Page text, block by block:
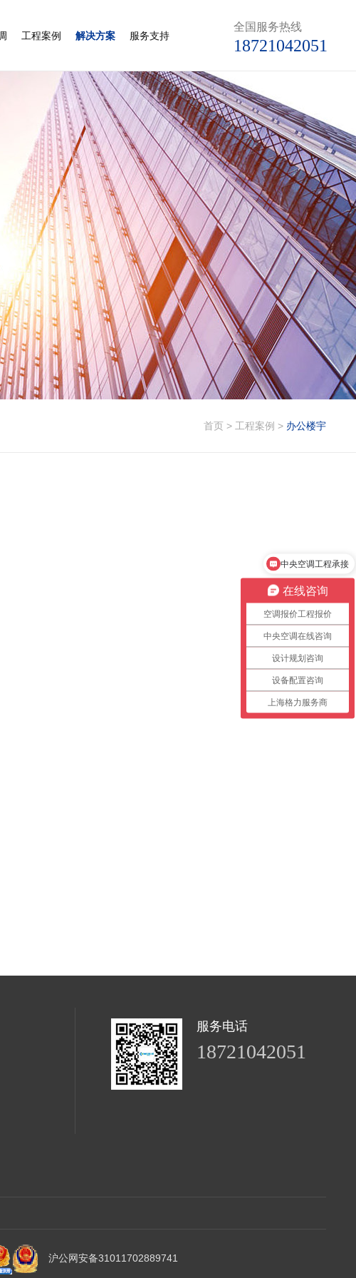
全国服务热线
18721042051
工程案例 解决方案 服务支持
首页> 工程案例 > 办公楼宇
服务电话
18721042051
沪公网安备31011702889741
在线咨询
空调报价工程报价
中央空调在线咨询
设计规划咨询
设备配置咨询
上海格力服务商
中央空调工程承接